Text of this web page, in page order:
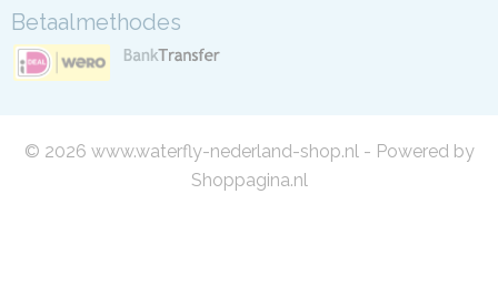
Betaalmethodes
© 2026 www.waterfly-nederland-shop.nl - Powered by
Shoppagina.nl